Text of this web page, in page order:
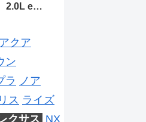
2.0L e-
情報】
アクア
ン
ラ
ノア
ス ライズ
クサス NX